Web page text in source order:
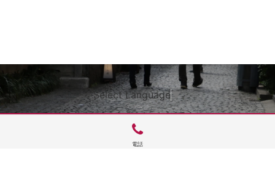
Select Language▼
電話